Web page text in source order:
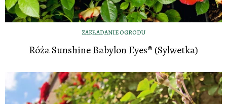
ZAKŁADANIE OGRODU
Róża Sunshine Babylon Eyes® (Sylwetka)